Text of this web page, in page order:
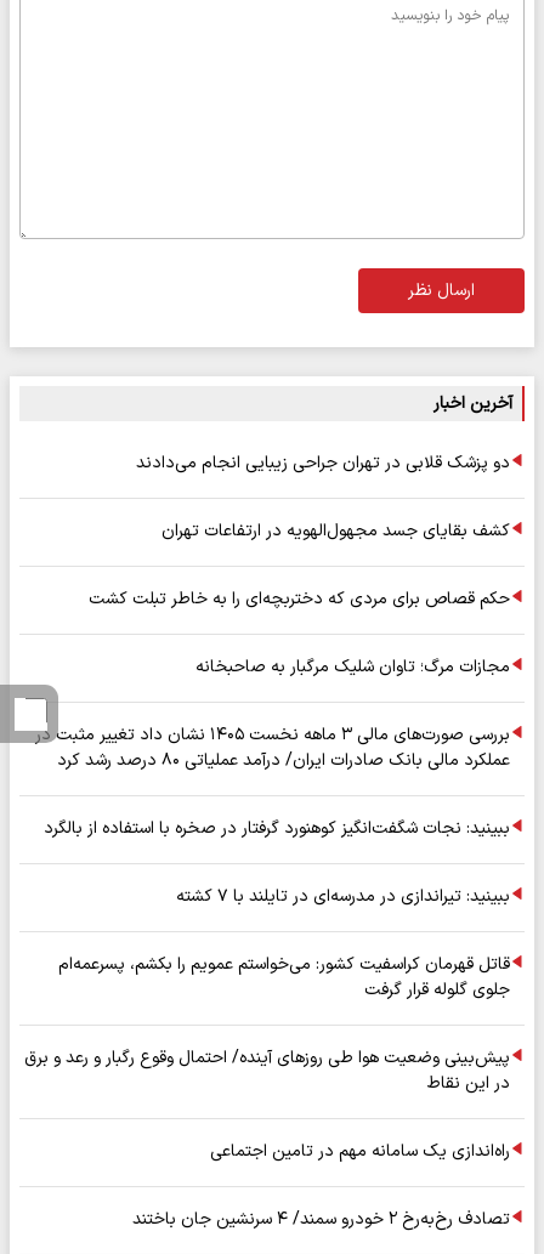
ارسال نظر
آخرین اخبار
دو پزشک قلابی در تهران جراحی زیبایی انجام می‌دادند
کشف بقایای جسد مجهول‌الهویه در ارتفاعات تهران
حکم قصاص برای مردی که دختربچه‌ای را به خاطر تبلت کشت
مجازات مرگ؛ تاوان شلیک مرگبار به صاحبخانه
بررسی صورت‌های مالی ۳ ماهه نخست ۱۴۰۵ نشان داد تغییر مثبت در
عملکرد مالی بانک صادرات ایران/ درآمد عملیاتی ۸۰ درصد رشد کرد
ببینید: نجات شگفت‌انگیز کوهنورد گرفتار در صخره با استفاده از بالگرد
ببینید: تیراندازی در مدرسه‌ای در تایلند با ۷ کشته
قاتل قهرمان کراسفیت کشور: می‌خواستم عمویم را بکشم، پسرعمه‌ام
جلوی گلوله قرار گرفت
پیش‌بینی وضعیت هوا طی روزهای آینده/ احتمال وقوع رگبار و رعد و برق
در این نقاط
راه‌اندازی یک سامانه مهم در تامین اجتماعی
تصادف رخ‌به‌رخ ۲ خودرو سمند/ ۴ سرنشین جان باختند